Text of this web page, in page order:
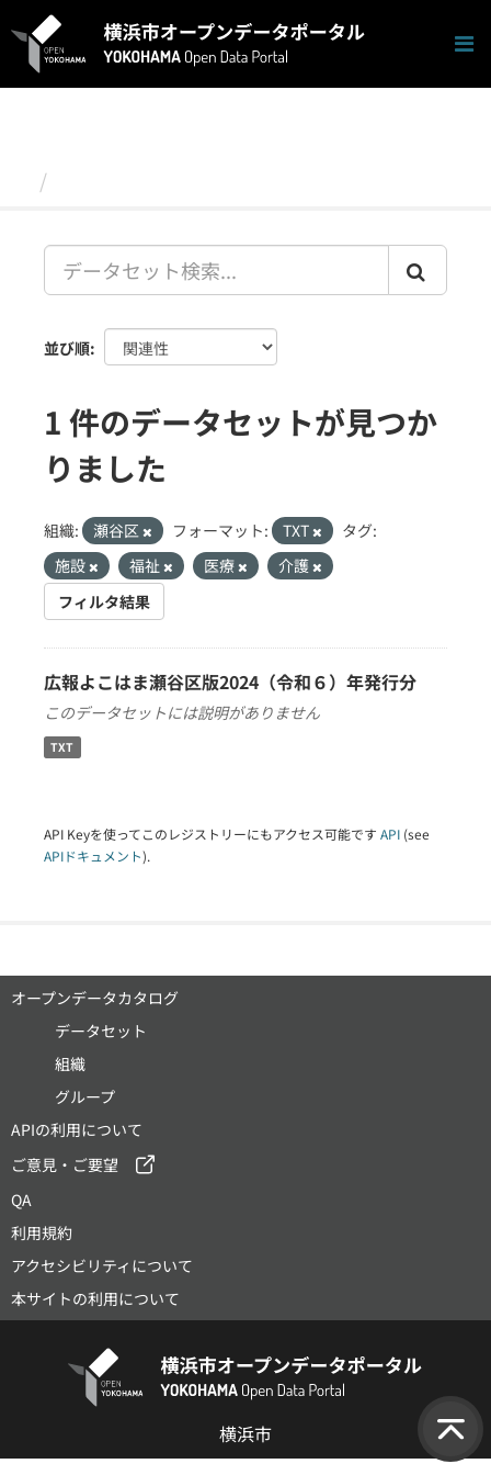
キ
並び順
1 件のデータセットが見つか
りました
組織: 瀬谷区 フォーマット: TXT
タグ:
施設
福祉 医療
介護
フィルタ結果
広報よこはま瀬谷区版2024（令和６）年発行分
このデータセットには説明がありません
TXT
API Keyを使ってこのレジストリーにもアクセス可能です API (see
APIドキュメント).
オープンデータカタログ
データセット
組織
グループ
APIの利用について
ご意見・ご要望
QA
利用規約
アクセシビリティについて
本サイトの利用について
横浜市